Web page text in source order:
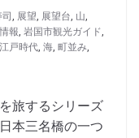
, 展望, 展望台, 山,
報, 岩国市観光ガイド,
江戸時代, 海, 町並み,
旅するシリーズ
本三名橋の一つ